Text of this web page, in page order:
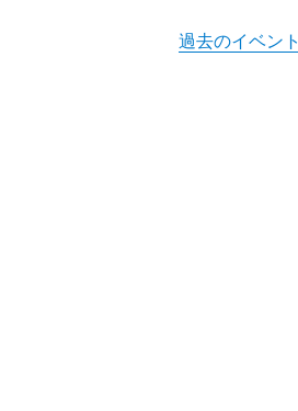
過去のイベント